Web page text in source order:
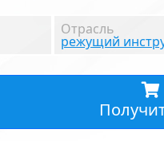
Отрасль
режущий